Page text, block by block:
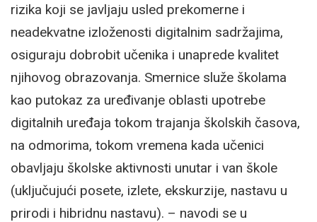
rizika koji se javljaju usled prekomerne i
neadekvatne izloženosti digitalnim sadržajima,
osiguraju dobrobit učenika i unaprede kvalitet
njihovog obrazovanja. Smernice služe školama
kao putokaz za uređivanje oblasti upotrebe
digitalnih uređaja tokom trajanja školskih časova,
na odmorima, tokom vremena kada učenici
obavljaju školske aktivnosti unutar i van škole
(uključujući posete, izlete, ekskurzije, nastavu u
prirodi i hibridnu nastavu). – navodi se u